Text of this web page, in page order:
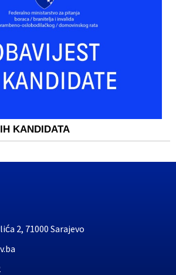
KANDIDATA
2, 71000 Sarajevo